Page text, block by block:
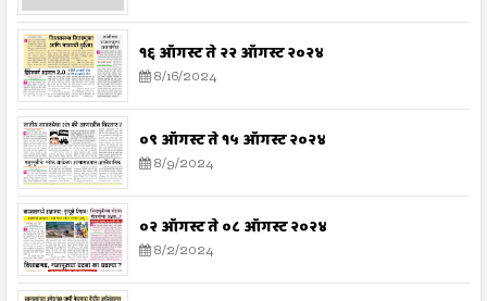
१६ ऑगस्ट ते २२ ऑगस्ट २०२४
8/16/2024
०९ ऑगस्ट ते १५ ऑगस्ट २०२४
8/9/2024
०२ ऑगस्ट ते ०८ ऑगस्ट २०२४
8/2/2024